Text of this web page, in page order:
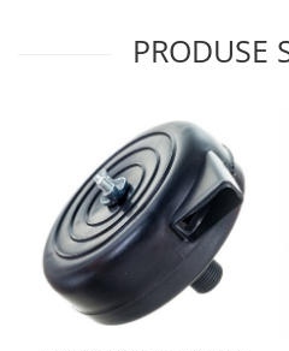
Lumina de crestere pentru plante
Proiectoare & lampi de lucru
Veioze si Lampi
Cantarire
Cantare comerciale
PRODUSE